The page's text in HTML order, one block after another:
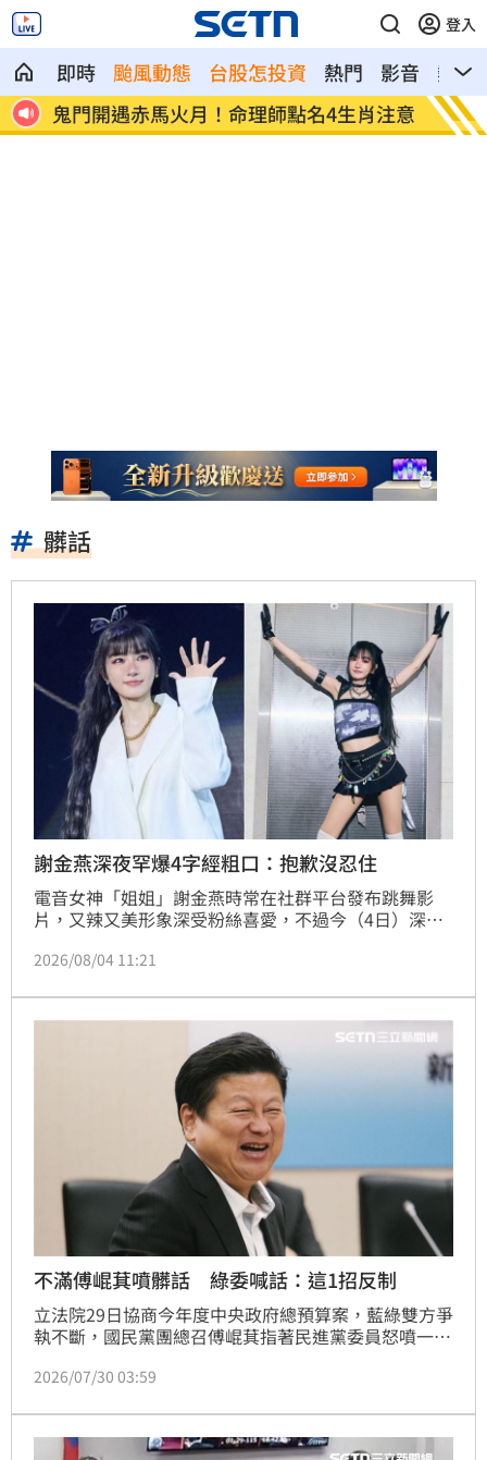
登入
即時 颱風動態 台股怎投資 熱門 影音
熱搜
媚 鬼門開遇赤馬火月！命理師點名4生肖注意 Meta
髒話
謝金燕深夜罕爆4字經粗口：抱歉沒忍住
電音女神「姐姐」謝金燕時常在社群平台發布跳舞影
片，又辣又美形象深受粉絲喜愛，不過今（4日）深夜
粉絲大為震驚紛紛關心說怎麼了。
2026/08/04 11:21
不滿傅崐萁噴髒話 綠委喊話：這1招反制
立法院29日協商今年度中央政府總預算案，藍綠雙方爭
執不斷，國民黨團總召傅崐萁指著民進黨委員怒噴一句
今（30）日，民進黨立委林楚茵就號召「勇敢的台灣
中央，讓國民黨徒正視自己只是膨風的虛假民意、真正
的中共小弟。
2026/07/30 03:59